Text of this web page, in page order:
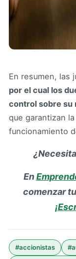
En resumen, las
por el cual los
control sobre su
que garantizan
funcionamiento
En
comenzar
#accionistas #